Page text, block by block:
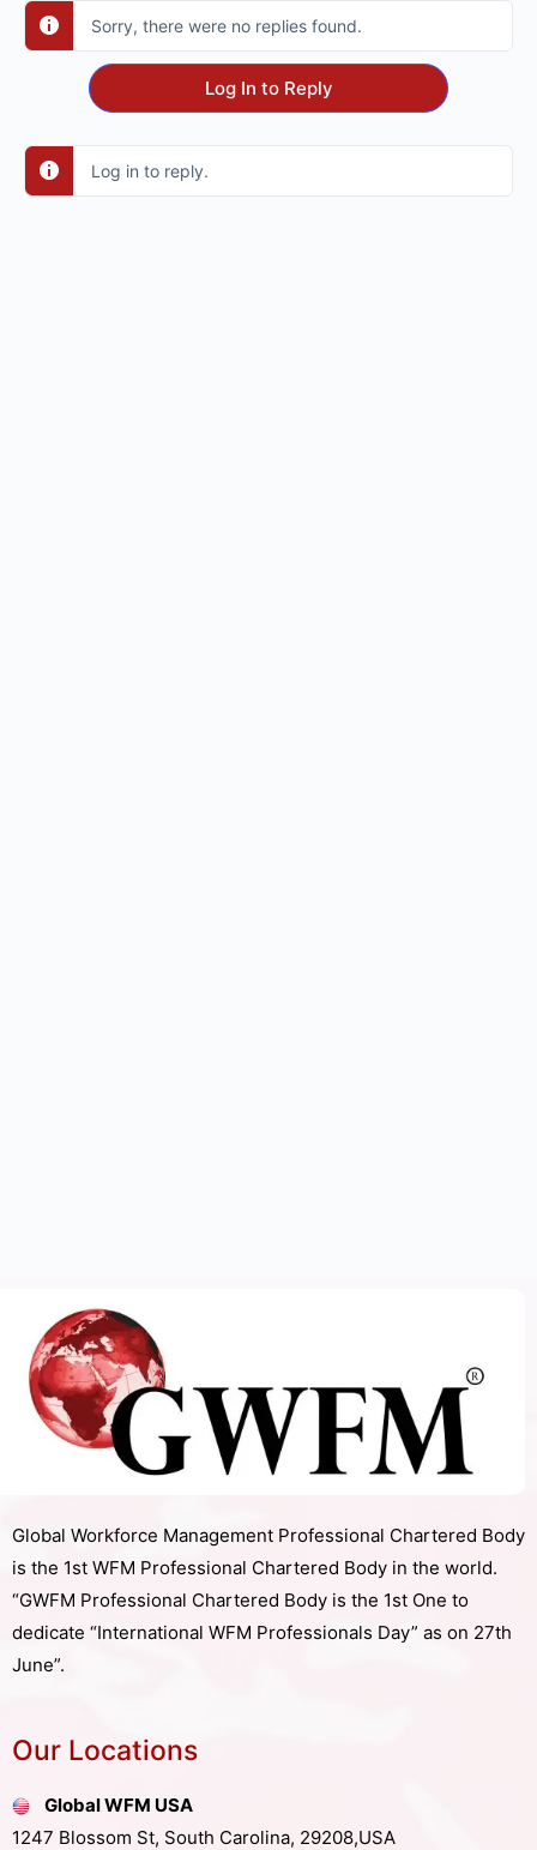
Sorry, there were no replies found.
Log In to Reply
Log in to reply.
Global Workforce Management Professional Chartered Body
is the 1st WFM Professional Chartered Body in the world.
“GWFM Professional Chartered Body is the 1st One to
dedicate “International WFM Professionals Day” as on 27th
June”.
Our Locations
Global WFM USA
1247 Blossom St, South Carolina, 29208,USA